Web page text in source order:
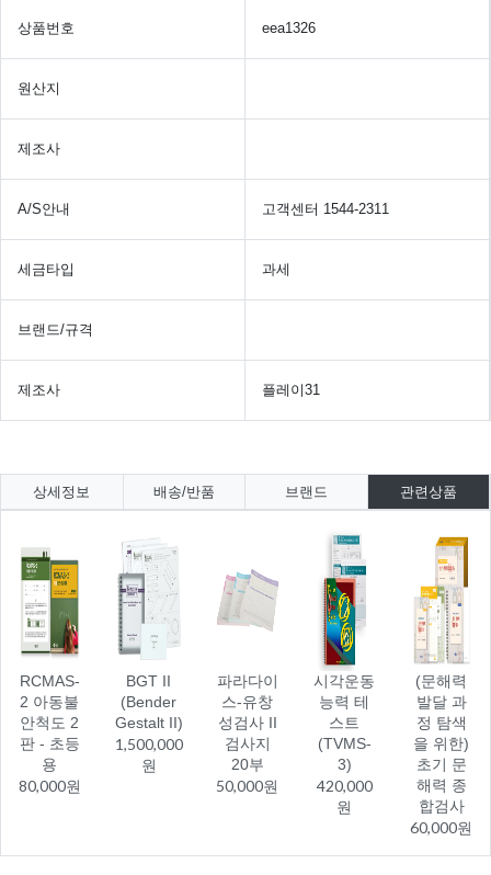
상품번호 eea1326
원산지
제조사
A/S안내 고객센터 1544-2311
세금타입 과세
브랜드/규격
제조사 플레이31
상세정보 배송/반품 브랜드 관련상품
RCMAS-
2 아동불
안척도 2
판 - 초등
용
80,000원
BGT II
(Bender
Gestalt II)
1,500,000
원
파라다이
스-유창
성검사 II
검사지
20부
50,000원
시각운동
능력 테
스트
(TVMS-
3)
420,000
원
(문해력
발달 과
정 탐색
을 위한)
초기 문
해력 종
합검사
60,000원